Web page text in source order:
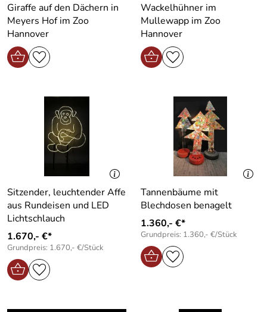
Giraffe auf den Dächern in
Meyers Hof im Zoo
Hannover
Wackelhühner im
Mullewapp im Zoo
Hannover
Sitzender, leuchtender Affe
aus Rundeisen und LED
Lichtschlauch
1.670,- €*
Grundpreis: 1.670,- €/Stück
Tannenbäume mit
Blechdosen benagelt
1.360,- €*
Grundpreis: 1.360,- €/Stück